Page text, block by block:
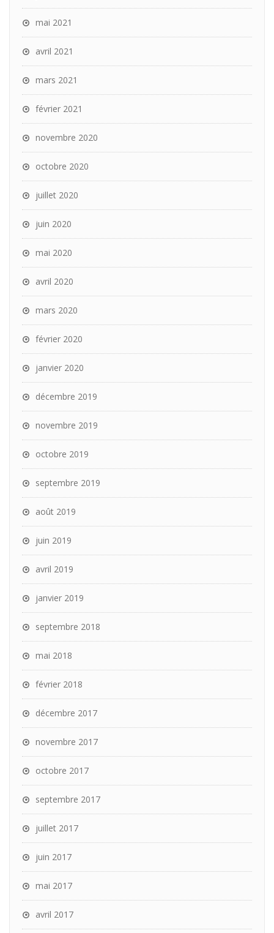
mai 2021
avril 2021
mars 2021
février 2021
novembre 2020
octobre 2020
juillet 2020
juin 2020
mai 2020
avril 2020
mars 2020
février 2020
janvier 2020
décembre 2019
novembre 2019
octobre 2019
septembre 2019
août 2019
juin 2019
avril 2019
janvier 2019
septembre 2018
mai 2018
février 2018
décembre 2017
novembre 2017
octobre 2017
septembre 2017
juillet 2017
juin 2017
mai 2017
avril 2017